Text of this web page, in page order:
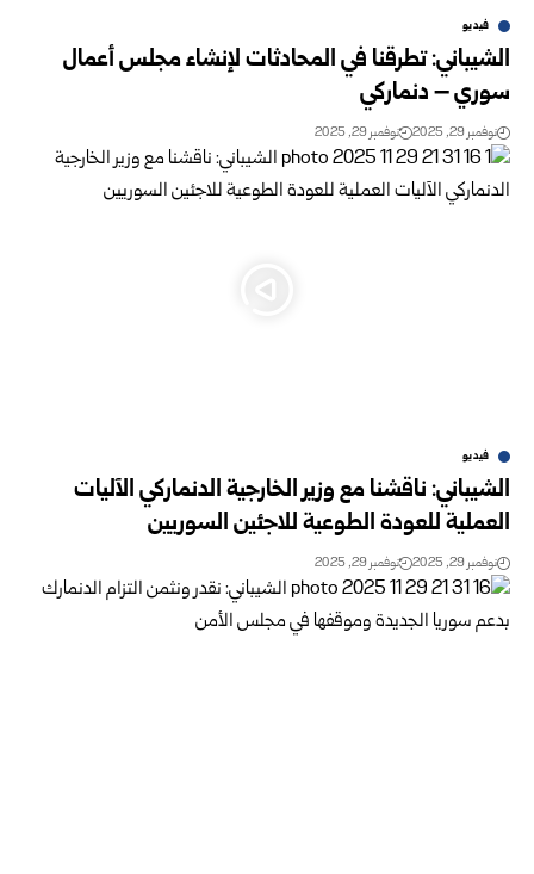
فيديو
الشيباني: تطرقنا في المحادثات لإنشاء مجلس أعمال
سوري – دنماركي
نوفمبر 29, 2025 نوفمبر 29, 2025
فيديو
الشيباني: ناقشنا مع وزير الخارجية الدنماركي الآليات
العملية للعودة الطوعية للاجئين السوريين
نوفمبر 29, 2025 نوفمبر 29, 2025